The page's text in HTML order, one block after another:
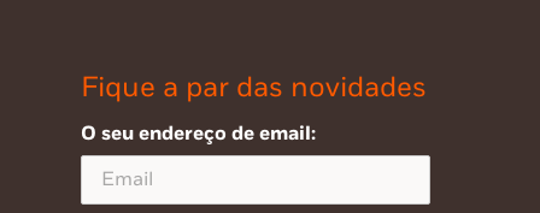
Fique a par das novidades
O seu endereço de email: